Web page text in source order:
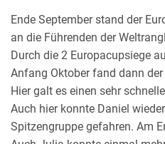
Ende September stand der
an die Führenden der
Durch die 2 Europacupsiege
Anfang Oktober fand dann
Hier galt es einen sehr
Auch hier konnte Daniel
Spitzengruppe gefahren. Am